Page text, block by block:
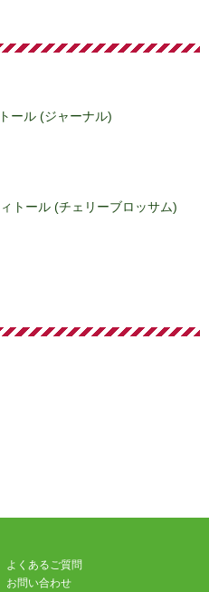
ール (ジャーナル)
トール (チェリーブロッサム)
(ハッピータイム)
よくあるご質問
お問い合わせ